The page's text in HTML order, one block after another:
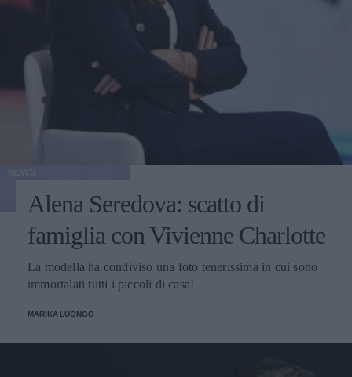
Alena Seredova: scatto di
famiglia con Vivienne Charlotte
La modella ha condiviso una foto tenerissima in cui sono
immortalati tutti i piccoli di casa!
MARIKA LUONGO